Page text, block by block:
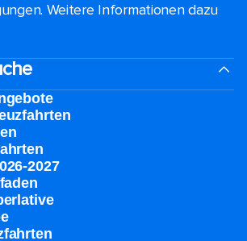
Weitere Informationen dazu
2027